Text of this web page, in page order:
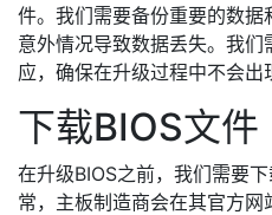
件。我们需要备份重要的数
意外情况导致数据丢失。我
应，确保在升级过程中不会出
下载BIOS文件
在升级BIOS之前，我们需要
常，主板制造商会在其官方